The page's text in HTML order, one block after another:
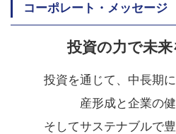
コーポレート・メッセージ
投資の力で未
投資を通じて、中長期
産形成と企業の健
そしてサステナブルで